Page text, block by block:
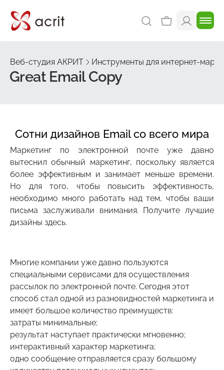
Веб-студия АКРИТ Инструменты для интернет-
Great Email Copy
Сотни дизайнов Email со всего мира
Маркетинг по электронной почте уже давно
вытеснил обычный маркетинг, поскольку является
более эффективным и занимает меньше времени.
Но для того, чтобы повысить эффективность,
необходимо много работать над тем, чтобы ваши
письма заслуживали внимания. Получите лучшие
дизайны здесь.
Многие компании уже давно пользуются
специальными сервисами для осуществления
рассылок по электронной почте. Сегодня этот
способ стал одной из разновидностей маркетинга и
имеет большое количество преимуществ:
затраты минимальные;
результат наступает практически мгновенно;
интерактивный характер маркетинга;
одно сообщение отправляется сразу большому